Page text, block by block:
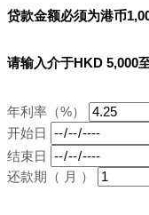
贷款金额必须为港币
请输入介于HKD 5,000
年利率（%）
开始日
结束日
还款期（ 月 ）